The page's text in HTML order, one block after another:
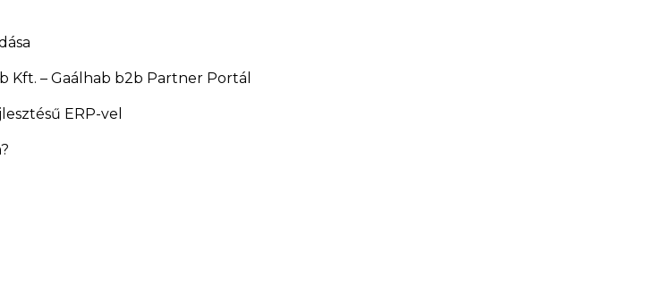
Kft. – Gaálhab b2b Partner Portál
ERP-vel